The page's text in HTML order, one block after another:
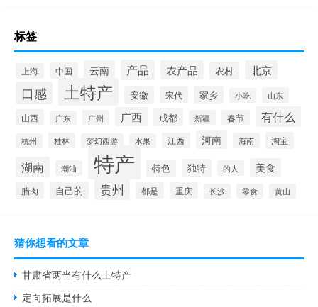
标签
上海 中国 云南 产品 农产品 农村 北京
口感 土特产 安徽 宋代 家乡 小吃 山东
山西 广东 广州 广西 成都 新疆 春节 有什么
杭州 桂林 梦幻西游 水果 江西 河南 海南 淘宝
湖南 潮汕 特产 特色 独特 的人 美食
腊肉 自己的 贵州 都是 重庆 长沙 零食 黄山
猜你想看的文章
甘肃省两当有什么土特产
定向拓展是什么